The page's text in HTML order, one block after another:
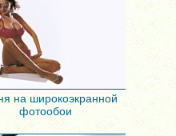
на широкоэкранной
фотообои